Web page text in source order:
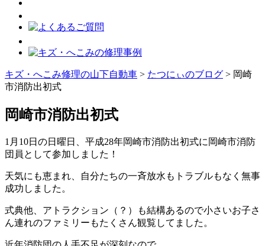
キズ・へこみ修理の山下自動車 > たつにぃのブログ > 岡崎
市消防出初式
岡崎市消防出初式
1月10日の日曜日、平成28年岡崎市消防出初式に岡崎市消防
団員として参加しました！
天気にも恵まれ、自分たちの一斉放水もトラブルもなく無事
成功しました。
式典他、アトラクション（？）も結構あるので小さいお子さ
ん連れのファミリーもたくさん観覧してました。